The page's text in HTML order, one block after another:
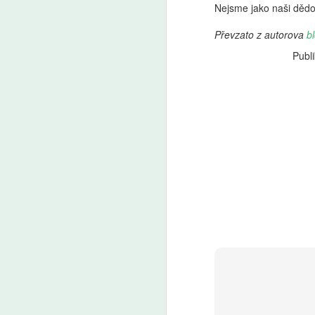
Nejsme jako naši
Převzato z autorova